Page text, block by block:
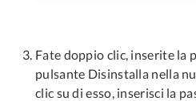
Fate doppio clic, inserite la
pulsante Disinstalla nella
clic su di esso, inserisci la